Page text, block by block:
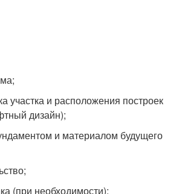
участка и расположения построек
дизайн);
и материалом будущего
(при необходимости);